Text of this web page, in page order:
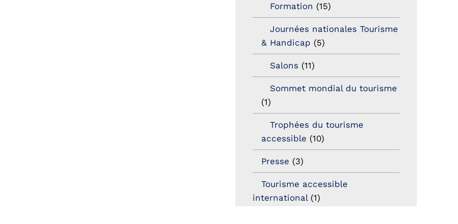
Formation (15)
Journées nationales Tourisme
& Handicap (5)
Salons (11)
Sommet mondial du tourisme
(1)
Trophées du tourisme
accessible (10)
Presse (3)
Tourisme accessible
international(1)